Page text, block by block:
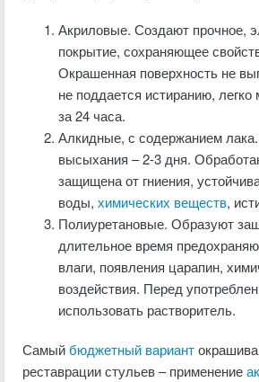
Акриловые. Создают прочное,
покрытие, сохраняющее
Окрашенная поверхность не
не поддается истиранию,
за 24 часа.
Алкидные, с содержанием
высыхания – 2-3 дня.
защищена от гниения,
воды, химических веществ,
Полиуретановые. Образуют
длительное время
влаги, появления царапин,
воздействия. Перед
использовать растворитель.
Самыйбюджетный вариант
реставрации стульев – применение